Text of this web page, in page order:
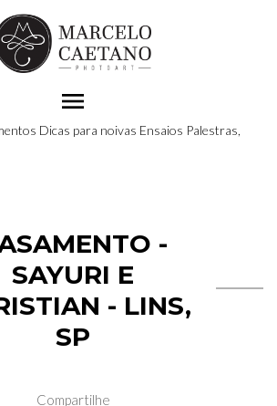
menu
Dicas para noivas Ensaios Palestras,
-
SAYURI E
- LINS,
SP
Compartilhe